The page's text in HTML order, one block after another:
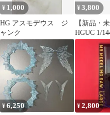
¥ 1,000
HG アスモデウス ジ
ャンク
¥3,800
【新品・
HGUC 1/
ドムII
¥6,250 ¥2,800